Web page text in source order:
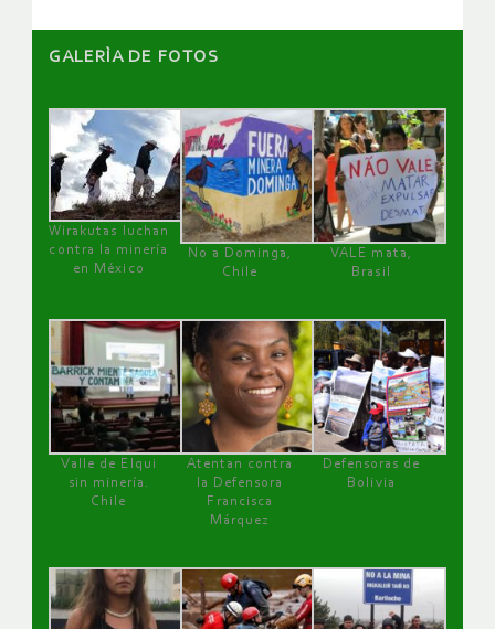
GALERÌA DE FOTOS
Wirakutas luchan
contra la minería
en México
No a Dominga,
Chile
VALE mata,
Brasil
Valle de Elqui
sin minería.
Chile
Atentan contra
la Defensora
Francisca
Márquez
Defensoras de
Bolivia